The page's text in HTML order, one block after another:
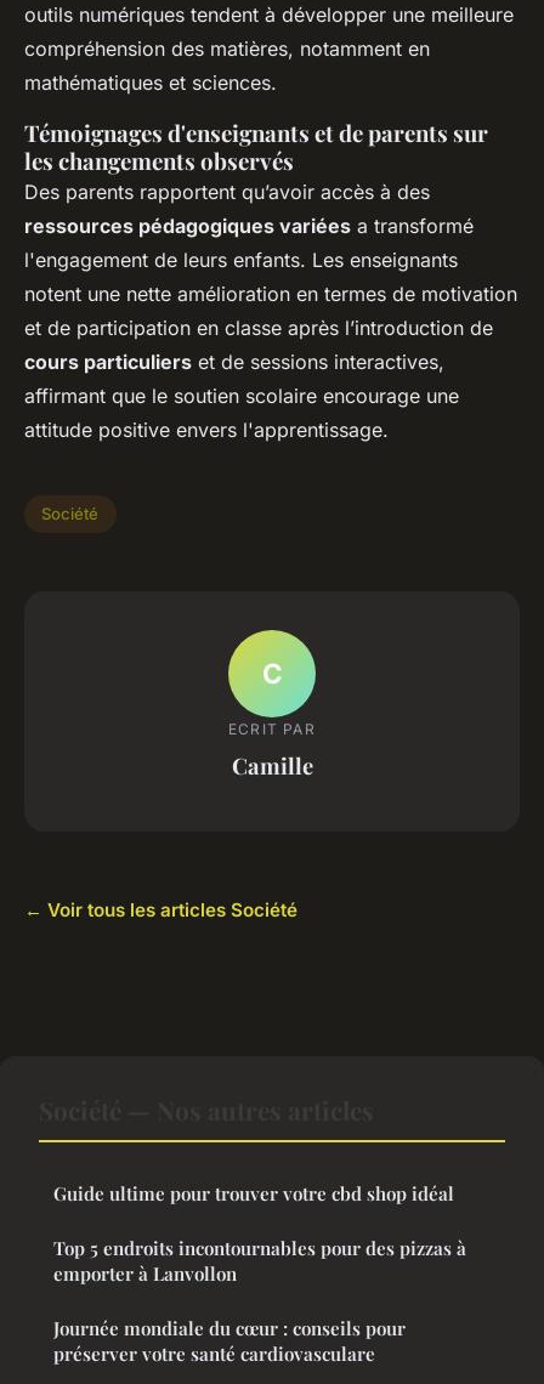
outils numériques tendent à développer une meilleure
compréhension des matières, notamment en
mathématiques et sciences.
Témoignages d'enseignants et de parents sur
les changements observés
Des parents rapportent qu’avoir accès à des
ressources pédagogiques variées a transformé
l'engagement de leurs enfants. Les enseignants
notent une nette amélioration en termes de motivation
et de participation en classe après l’introduction de
cours particuliers et de sessions interactives,
affirmant que le soutien scolaire encourage une
attitude positive envers l'apprentissage.
Société
C
ECRIT PAR
Camille
← Voir tous les articles Société
Guide ultime pour trouver votre cbd shop idéal
Top 5 endroits incontournables pour des pizzas à
emporter à Lanvollon
Journée mondiale du cœur : conseils pour
préserver votre santé cardiovasculare